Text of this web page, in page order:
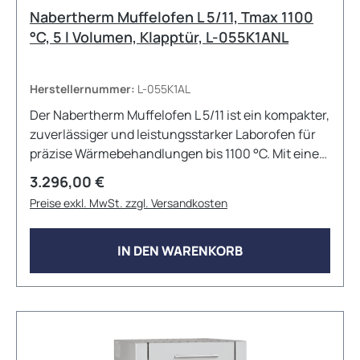
Nabertherm Muffelofen L 5/11, Tmax 1100
°C, 5 l Volumen, Klapptür, L-055K1ANL
Herstellernummer: L-055K1AL
Der Nabertherm Muffelofen L 5/11 ist ein kompakter,
zuverlässiger und leistungsstarker Laborofen für
präzise Wärmebehandlungen bis 1100 °C. Mit einem
Ofenvolumen von 5 Litern eignet er sich ideal für
vielfältige Anwendungen in Forschung, Industrie
und Qualitätssicherung. Die Klapptür dient
gleichzeitig als sichere Ablagefläche, während die
hochwertige Isolierung für gleichmäßige
Temperaturverteilung sorgt. Die robuste Bauweise
und die präzise Steuerung garantieren
reproduzierbare Ergebnisse – auch im
Temperatur: 1100 °C Innenmaße (B × T × H): 200 ×
Regulärer Preis:
3.296,00 €
Preise exkl. MwSt. zzgl. Versandkosten
IN DEN WARENKORB